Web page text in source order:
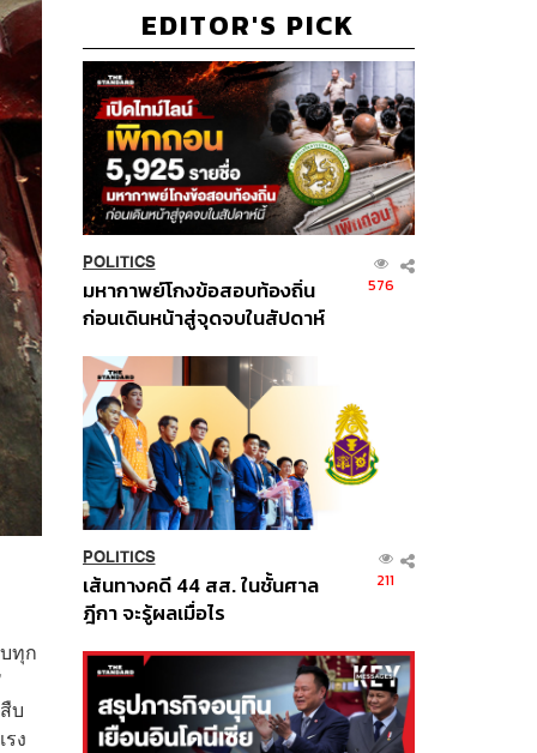
ทุก
บ
ง
EDITOR'S PICK
POLITICS
มหากาพย์โกงข้อสอบท้องถิ่น
ก่อนเดินหน้าสู่จุดจบในสัปดาห์
576
POLITICS
เส้นทางคดี 44 สส. ในชั้นศาล
ฎีกา จะรู้ผลเมื่อไร
211